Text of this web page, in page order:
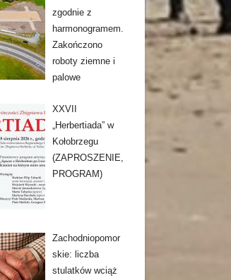
zgodnie z
harmonogramem.
Zakończono
roboty ziemne i
palowe
XXVII
„Herbertiada” w
Kołobrzegu
(ZAPROSZENIE,
PROGRAM)
Zachodniopomor
skie: liczba
stulatków wciąż